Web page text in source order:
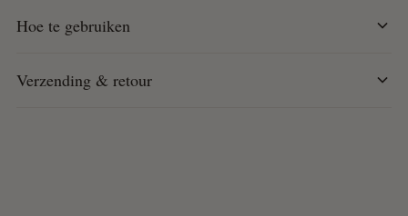
Hoe te gebruiken
Verzending & retour